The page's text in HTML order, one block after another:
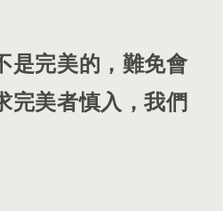
是完美的，難免會
完美者慎入，我們